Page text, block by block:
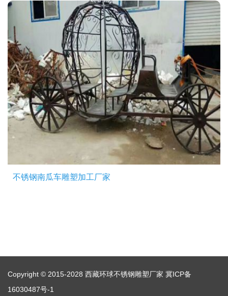
不锈钢南瓜车雕塑加工厂家
Copyright © 2015-2028 西藏环球不锈钢雕塑厂家 冀ICP备
16030487号-1